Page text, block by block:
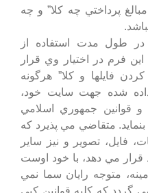
پرداختي چه كلا” و چه
طول مدت استفاده از
فرم در اختيار وي قرار
فايلها و كلا” هرگونه
شده جهت سايت خود،
قوانين جمهوري اسلامي
بنمايد. متقاضي مي پذيرد كه
فايل، تصوير و نيز ساير
مي دهد، با خود اوست
متوجه رایان سما نمي
گردد كه كليه قوانين كپي